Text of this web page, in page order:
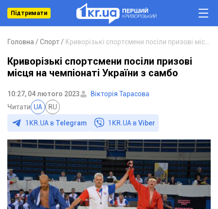
Підтримати
Головна Спорт
Криворізькі спортсмени посіли призові
місця на чемпіонаті України з самбо
10:27, 04 лютого 2023
Вікторія Тарасова
Читати UA RU
1KR.UA в Telegram 1KR.UA вViber